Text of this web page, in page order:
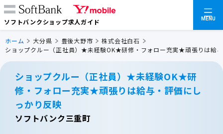
ソフトバンクショップ求人ガイド MENU
ホーム 大分県 豊後大野市
株式会社白石
ショップクルー（正社員）★未経験OK★研修・フォロー充実★頑張りは給
ショップクルー（正社員）★未経験OK★研
修・フォロー充実★頑張りは給与・評価にし
っかり反映
ソフトバンク三重町